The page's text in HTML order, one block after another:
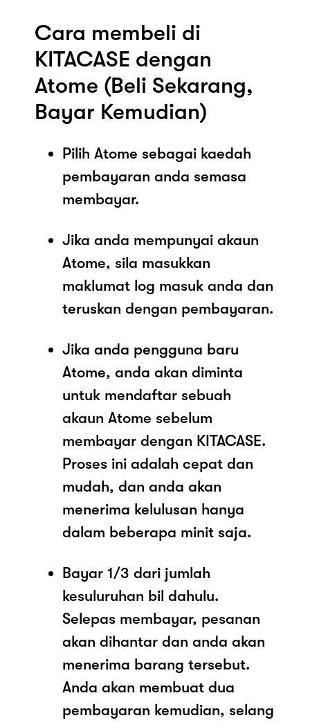
Cara membeli di
KITACASE dengan
Atome (Beli Sekarang,
Bayar Kemudian)
Pilih Atome sebagai kaedah
pembayaran anda semasa
membayar.
Jika anda mempunyai akaun
Atome, sila masukkan
maklumat log masuk anda dan
teruskan dengan pembayaran.
Jika anda pengguna baru
Atome, anda akan diminta
untuk mendaftar sebuah
akaun Atome sebelum
membayar dengan KITACASE.
Proses ini adalah cepat dan
mudah, dan anda akan
menerima kelulusan hanya
dalam beberapa minit saja.
Bayar 1/3 dari jumlah
kesuluruhan bil dahulu.
Selepas membayar, pesanan
akan dihantar dan anda akan
menerima barang tersebut.
Anda akan membuat dua
pembayaran kemudian, selang